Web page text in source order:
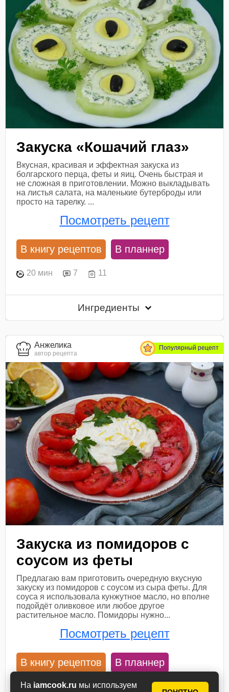
На iamcook.ru мы используем
Закуска «Кошачий глаз»
Вкусная, красивая и эффектная закуска из
болгарского перца, феты и яиц. Очень быстрая и
не сложная в приготовлении. Можно выкладывать
на листья салата, на маленькие бутерброды или
просто на тарелку. ...
Посмотреть рецепт
В книгу рецептов В планнер
20 мин 7 11
Ингредиенты
Анжелика
автор рецепта
Популярный рецепт
Закуска из помидоров с
соусом из феты
Предлагаю вам приготовить очередную вкусную
закуску из помидоров с соусом из сыра феты. Для
соуса я использовала кунжутное масло, но вполне
подойдёт оливковое или любое другое
растительное масло. Помидоры нужно...
Посмотреть рецепт
В книгу рецептов В планнер
15 мин 4